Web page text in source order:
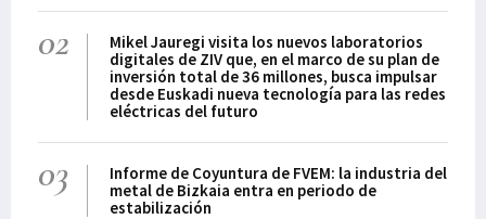
02
Mikel Jauregi visita los nuevos laboratorios
digitales de ZIV que, en el marco de su plan de
inversión total de 36 millones, busca impulsar
desde Euskadi nueva tecnología para las redes
eléctricas del futuro
03
Informe de Coyuntura de FVEM: la industria del
metal de Bizkaia entra en periodo de
estabilización